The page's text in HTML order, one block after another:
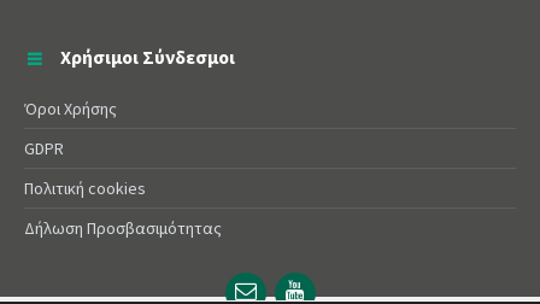
Χρήσιμοι Σύνδεσμοι
Όροι Χρήσης
GDPR
Πολιτική cookies
Δήλωση Προσβασιμότητας
EmailYouTube